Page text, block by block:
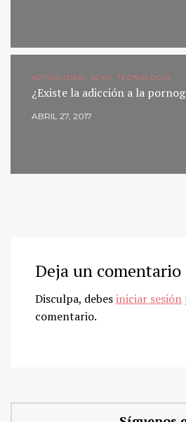
ACTUALIDAD, SEXO, TECNOLOGÍA
¿Existe la adicción a la
ABRIL 27, 2017
Deja un comentario
Disculpa, debesiniciar sesión
comentario.